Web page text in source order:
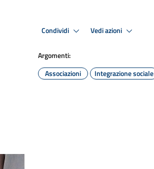
Condividi Vedi azioni
Argomenti:
Associazioni
Integrazione sociale